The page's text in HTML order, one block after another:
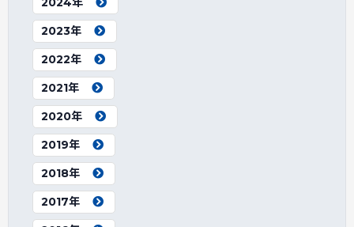
2023年
2022年
2021年
2020年
2019年
2018年
2017年